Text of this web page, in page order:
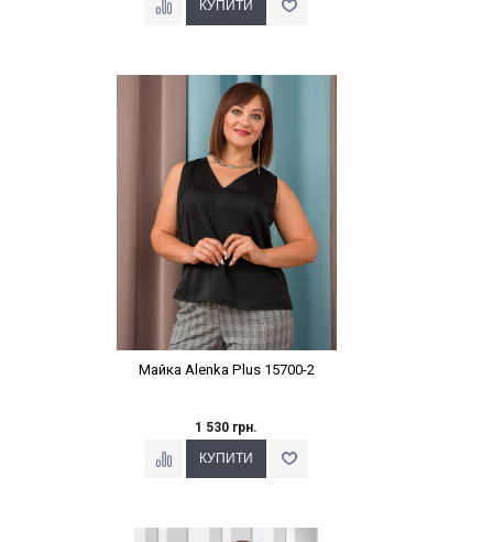
Наклейки Варіант з %
Майка Alenka Plus 15700-2
1 530 грн.